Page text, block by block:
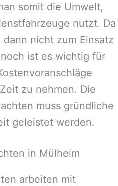
somit die Umwelt,
nutzt. Da
nicht zum Einsatz
ist es wichtig für
zu nehmen. Die
muss gründliche
geleistet werden.
in Mülheim
arbeiten mit